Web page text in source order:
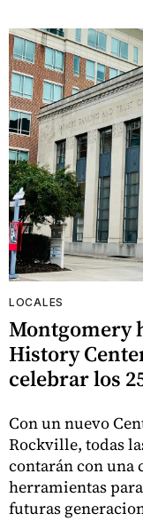
LOCALES
Montgomery
History
celebrar los
Con un nuevo
Rockville, todas
contarán con una
herramientas
futuras